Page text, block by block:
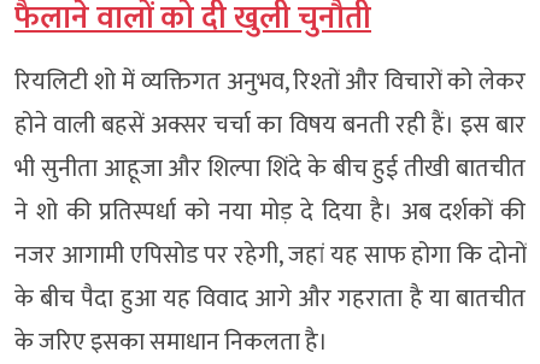
फैलाने वालों को दी खुली चुनौती
रियलिटी शो में व्यक्तिगत अनुभव, रिश्तों और विचारों को लेकर
होने वाली बहसें अक्सर चर्चा का विषय बनती रही हैं। इस बार
भी सुनीता आहूजा और शिल्पा शिंदे के बीच हुई तीखी बातचीत
ने शो की प्रतिस्पर्धा को नया मोड़ दे दिया है। अब दर्शकों की
नजर आगामी एपिसोड पर रहेगी, जहां यह साफ होगा कि दोनों
के बीच पैदा हुआ यह विवाद आगे और गहराता है या बातचीत
के जरिए इसका समाधान निकलता है।